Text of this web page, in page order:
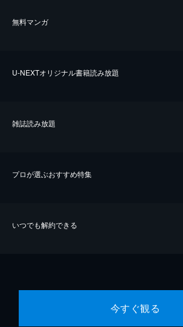
無料マンガ
U-NEXTオリジナル書籍読み放題
雑誌読み放題
プロが選ぶおすすめ特集
いつでも解約できる
今すぐ観る